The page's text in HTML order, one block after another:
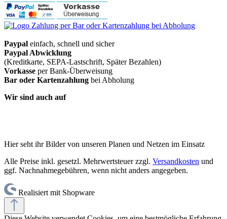
Paypal einfach, schnell und sicher
Paypal Abwicklung
(Kreditkarte, SEPA-Lastschrift, Später Bezahlen)
Vorkasse per Bank-Überweisung
Bar oder Kartenzahlung bei Abholung
Wir sind auch auf
Hier seht ihr Bilder von unseren Planen und Netzen im Einsatz
Alle Preise inkl. gesetzl. Mehrwertsteuer zzgl. Versandkosten und
ggf. Nachnahmegebühren, wenn nicht anders angegeben.
Realisiert mit Shopware